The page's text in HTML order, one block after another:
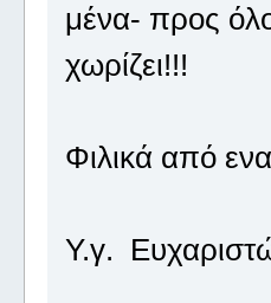
μένα- προς
χωρίζει!!!
Φιλικά από
Υ.γ.